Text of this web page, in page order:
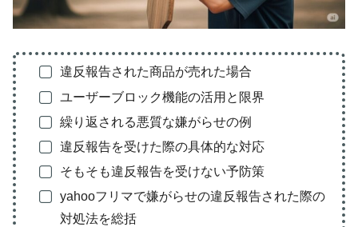
違反報告された商品が売れた場合
ユーザーブロック機能の活用と限界
繰り返される悪質な嫌がらせの例
違反報告を受けた際の具体的な対応
そもそも違反報告を受けない予防策
yahooフリマで嫌がらせの違反報告された際の
対処法を総括